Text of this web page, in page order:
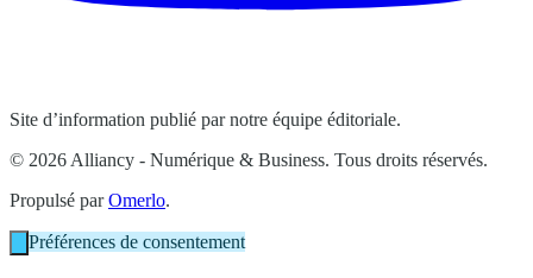
Site d’information publié par notre équipe éditoriale.
© 2026 Alliancy - Numérique & Business. Tous droits réservés.
Propulsé parOmerlo.
Préférences de consentement